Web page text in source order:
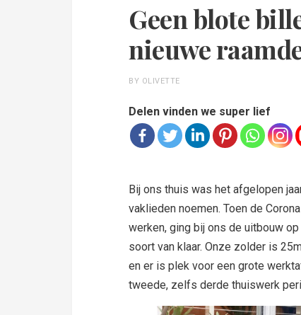
Geen blote
nieuwe
BY OLIVETTE
Delen vinden we super lief
Bij ons thuis was het afgelopen
vaklieden noemen. Toen de
werken, ging bij ons de uitbouw
soort van klaar. Onze zolder is
en er is plek voor een grote
tweede, zelfs derde thuiswerk